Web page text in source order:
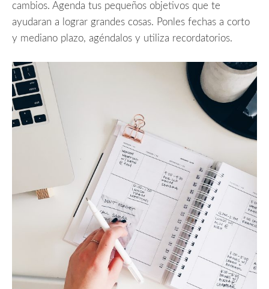
cambios. Agenda tus pequeños objetivos que te
ayudaran a lograr grandes cosas. Ponles fechas a corto
y mediano plazo, agéndalos y utiliza recordatorios.